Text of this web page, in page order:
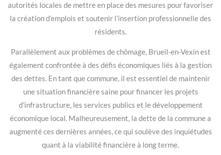
autorités locales de mettre en place des mesures pour favoriser
la création d’emplois et soutenir l’insertion professionnelle des
résidents.
Parallèlement aux problèmes de chômage, Brueil-en-Vexin est
également confrontée à des défis économiques liés à la gestion
des dettes. En tant que commune, il est essentiel de maintenir
une situation financière saine pour financer les projets
d’infrastructure, les services publics et le développement
économique local. Malheureusement, la dette de la commune a
augmenté ces dernières années, ce qui soulève des inquiétudes
quant à la viabilité financière à long terme.